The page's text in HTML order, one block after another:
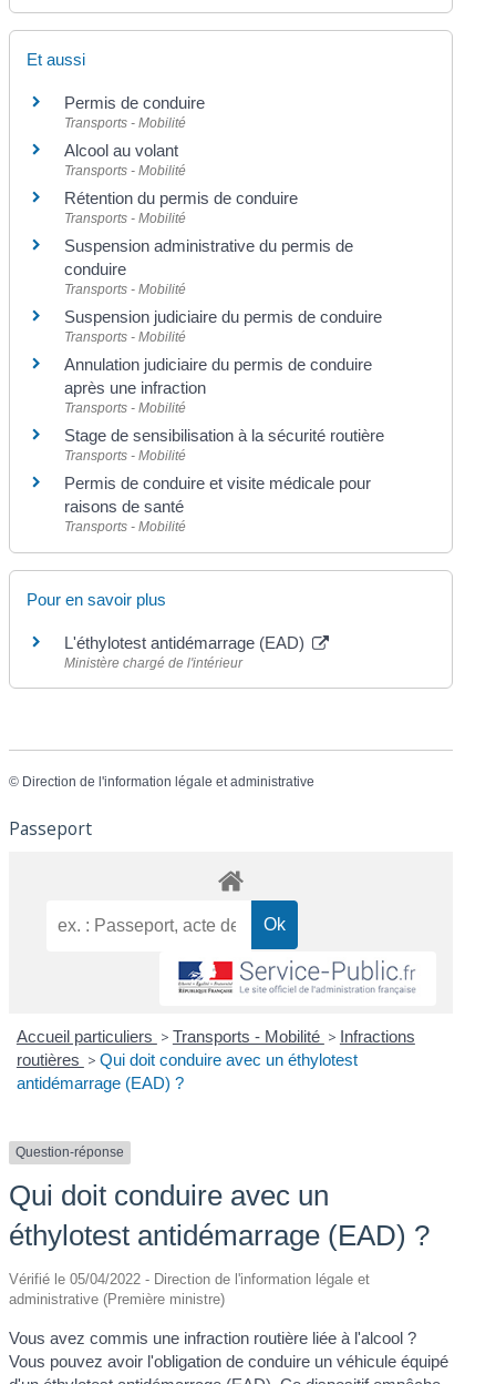
Et aussi
Permis de conduire
Transports - Mobilité
Alcool au volant
Transports - Mobilité
Rétention du permis de conduire
Transports - Mobilité
Suspension administrative du permis de
conduire
Transports - Mobilité
Suspension judiciaire du permis de conduire
Transports - Mobilité
Annulation judiciaire du permis de conduire
après une infraction
Transports - Mobilité
Stage de sensibilisation à la sécurité routière
Transports - Mobilité
Permis de conduire et visite médicale pour
raisons de santé
Transports - Mobilité
Pour en savoir plus
L'éthylotest antidémarrage (EAD)
Ministère chargé de l'intérieur
© Direction de l'information légale et administrative
Passeport
Accueil particuliers > Transports - Mobilité > Infractions
routières > Qui doit conduire avec un éthylotest
antidémarrage (EAD) ?
Question-réponse
Qui doit conduire avec un
éthylotest antidémarrage (EAD) ?
Vérifié le 05/04/2022 - Direction de l'information légale et
administrative (Première ministre)
Vous avez commis une infraction routière liée à l'alcool ?
Vous pouvez avoir l'obligation de conduire un véhicule équipé